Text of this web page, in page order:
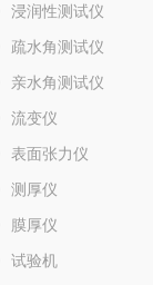
浸润性测试仪
疏水角测试仪
亲水角测试仪
流变仪
表面张力仪
测厚仪
膜厚仪
试验机